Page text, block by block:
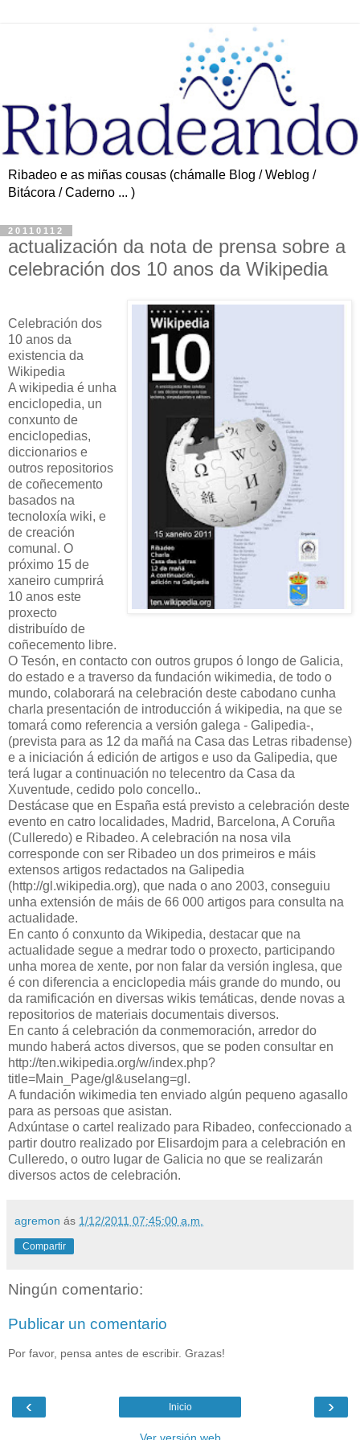
Ribadeo e as miñas cousas (chámalle Blog / Weblog /
Bitácora / Caderno ... )
20110112
actualización da nota de prensa sobre a
celebración dos 10 anos da Wikipedia
Celebración dos
10 anos da
existencia da
Wikipedia
A wikipedia é unha
enciclopedia, un
conxunto de
enciclopedias,
diccionarios e
outros repositorios
de coñecemento
basados na
tecnoloxía wiki, e
de creación
comunal. O
próximo 15 de
xaneiro cumprirá
10 anos este
proxecto
distribuído de
coñecemento libre.
O Tesón, en contacto con outros grupos ó longo de Galicia,
do estado e a traverso da fundación wikimedia, de todo o
mundo, colaborará na celebración deste cabodano cunha
charla presentación de introducción á wikipedia, na que se
tomará como referencia a versión galega - Galipedia-,
(prevista para as 12 da mañá na Casa das Letras ribadense)
e a iniciación á edición de artigos e uso da Galipedia, que
terá lugar a continuación no telecentro da Casa da
Xuventude, cedido polo concello..
Destácase que en España está previsto a celebración deste
evento en catro localidades, Madrid, Barcelona, A Coruña
(Culleredo) e Ribadeo. A celebración na nosa vila
corresponde con ser Ribadeo un dos primeiros e máis
extensos artigos redactados na Galipedia
(http://gl.wikipedia.org), que nada o ano 2003, conseguiu
unha extensión de máis de 66 000 artigos para consulta na
actualidade.
En canto ó conxunto da Wikipedia, destacar que na
actualidade segue a medrar todo o proxecto, participando
unha morea de xente, por non falar da versión inglesa, que
é con diferencia a enciclopedia máis grande do mundo, ou
da ramificación en diversas wikis temáticas, dende novas a
repositorios de materiais documentais diversos.
En canto á celebración da conmemoración, arredor do
mundo haberá actos diversos, que se poden consultar en
http://ten.wikipedia.org/w/index.php?
title=Main_Page/gl&uselang=gl.
A fundación wikimedia ten enviado algún pequeno agasallo
para as persoas que asistan.
Adxúntase o cartel realizado para Ribadeo, confeccionado a
partir doutro realizado por Elisardojm para a celebración en
Culleredo, o outro lugar de Galicia no que se realizarán
diversos actos de celebración.
agremon ás 1/12/2011 07:45:00 a.m.
Compartir
Ningún comentario:
Publicar un comentario
Por favor, pensa antes de escribir. Grazas!
‹ ›
Inicio